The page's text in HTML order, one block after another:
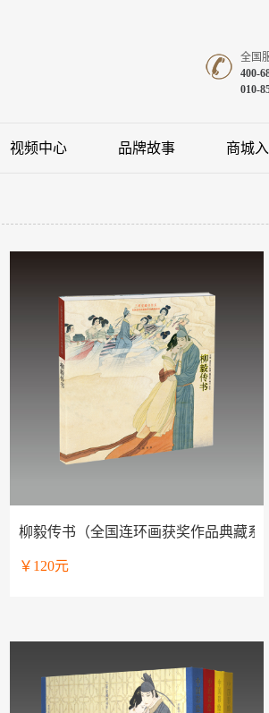
全国
400-
010-
视频中心 品牌故事 商城
柳毅传书（全国连环画获奖作品典藏系
￥120元